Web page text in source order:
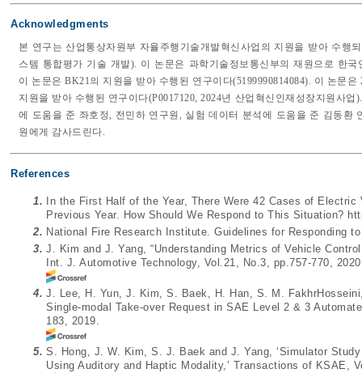
Acknowledgments
본 연구는 산업통상자원부 자율주행기술개발혁신사업의 지원을 받아 수행
스템 통합평가 기술 개발). 이 논문은 과학기술정보통신부의 재원으로 한
이 논문은 BK21의 지원을 받아 수행된 연구이다(5199990814084). 이 논문
지원을 받아 수행된 연구이다(P0017120, 2024년 산업혁신인재성장지원사
에 도움을 준 좌호정, 전민하 연구원, 실험 데이터 분석에 도움을 준 김동
원에게 감사드린다.
References
1. In the First Half of the Year, There Were 42 Cases of
Previous Year. How Should We Respond to This Situation?
2. National Fire Research Institute. Guidelines for Responding
3. J. Kim and J. Yang, “Understanding Metrics of Vehicle
Int. J. Automotive Technology, Vol.21, No.3, pp.757-770,
4. J. Lee, H. Yun, J. Kim, S. Baek, H. Han, S. M.
Single-modal Take-over Request in SAE Level 2 & 3
183, 2019.
5. S. Hong, J. W. Kim, S. J. Baek and J. Yang, ‘Simulator
Using Auditory and Haptic Modality,’ Transactions of KSAE,